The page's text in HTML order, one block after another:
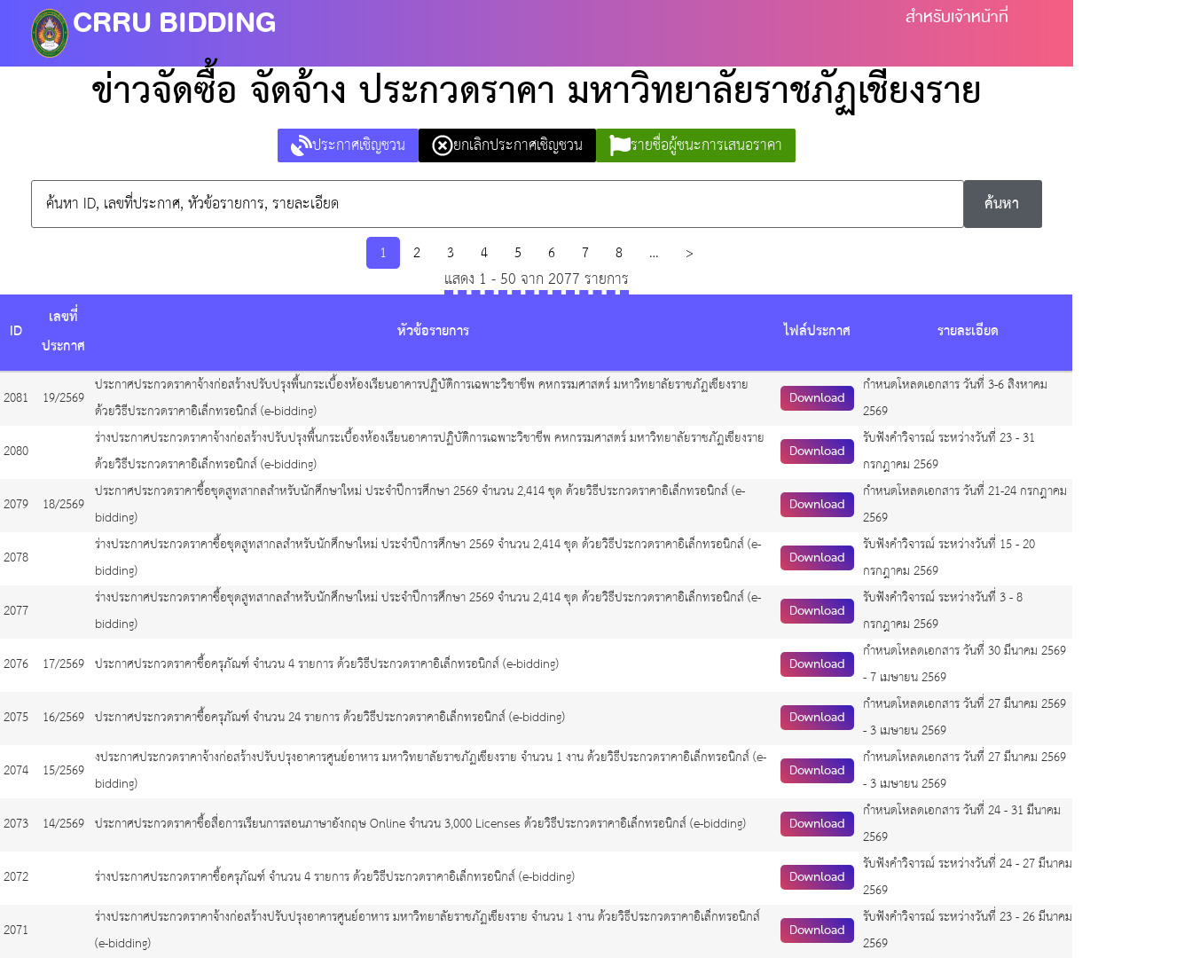
CRRU BIDDING สำหรับเจ้าหน้าที่
ข่าวจัดซื้อ จัดจ้าง ประกวดราคา มหาวิทยาลัยราชภัฏเชียงราย
ประกาศเชิญชวน ยกเลิกประกาศเชิญชวน รายชื่อผู้ชนะการเสนอราคา
ค้นหา
1 2 3 4 5 6 7 8 … >
แสดง 1 -50จาก2077รายการ
ID
เลขที่
ประกาศ
หัวข้อรายการ ไฟล์ประกาศ รายละเอียด
2081 19/2569
ประกาศประกวดราคาจ้างก่อสร้างปรับปรุงพื้นกระเบื้องห้องเรียนอาคารปฏิบัติการเฉพาะวิชาชีพ คหกรรมศาสตร์ มหาวิทยาลัยราชภัฏเชียงราย
ด้วยวิธีประกวดราคาอิเล็กทรอนิกส์ (e-bidding)
Download
กำหนดโหลดเอกสาร วันที่ 3-6 สิงหาคม
2569
2080
ร่างประกาศประกวดราคาจ้างก่อสร้างปรับปรุงพื้นกระเบื้องห้องเรียนอาคารปฏิบัติการเฉพาะวิชาชีพ คหกรรมศาสตร์ มหาวิทยาลัยราชภัฏเชียงราย
ด้วยวิธีประกวดราคาอิเล็กทรอนิกส์ (e-bidding)
Download
รับฟังคำวิจารณ์ ระหว่างวันที่ 23 - 31
กรกฎาคม 2569
2079
18/2569
ประกาศประกวดราคาซื้อชุดสูทสากลสำหรับนักศึกษาใหม่ ประจำปีการศึกษา 2569 จำนวน 2,414 ชุด ด้วยวิธีประกวดราคาอิเล็กทรอนิกส์ (e-
bidding)
Download
กำหนดโหลดเอกสาร วันที่ 21-24 กรกฎาคม
2569
2078
ร่างประกาศประกวดราคาซื้อชุดสูทสากลสำหรับนักศึกษาใหม่ ประจำปีการศึกษา 2569 จำนวน 2,414 ชุด ด้วยวิธีประกวดราคาอิเล็กทรอนิกส์ (e-
bidding)
Download
รับฟังคำวิจารณ์ ระหว่างวันที่ 15 - 20
กรกฎาคม 2569
2077
ร่างประกาศประกวดราคาซื้อชุดสูทสากลสำหรับนักศึกษาใหม่ ประจำปีการศึกษา 2569 จำนวน 2,414 ชุด ด้วยวิธีประกวดราคาอิเล็กทรอนิกส์ (e-
bidding)
Download
รับฟังคำวิจารณ์ ระหว่างวันที่ 3 - 8
กรกฎาคม 2569
2076
17/2569 ประกาศประกวดราคาซื้อครุภัณฑ์ จำนวน 4 รายการ ด้วยวิธีประกวดราคาอิเล็กทรอนิกส์ (e-bidding) Download
กำหนดโหลดเอกสาร วันที่ 30 มีนาคม 2569
- 7 เมษายน 2569
2075
16/2569 ประกาศประกวดราคาซื้อครุภัณฑ์ จำนวน 24 รายการ ด้วยวิธีประกวดราคาอิเล็กทรอนิกส์ (e-bidding) Download
กำหนดโหลดเอกสาร วันที่ 27 มีนาคม 2569
- 3 เมษายน 2569
2074
15/2569
งประกาศประกวดราคาจ้างก่อสร้างปรับปรุงอาคารศูนย์อาหาร มหาวิทยาลัยราชภัฏเชียงราย จำนวน 1 งาน ด้วยวิธีประกวดราคาอิเล็กทรอนิกส์ (e-
bidding)
Download
กำหนดโหลดเอกสาร วันที่ 27 มีนาคม 2569
- 3 เมษายน 2569
2073
14/2569 ประกาศประกวดราคาซื้อสื่อการเรียนการสอนภาษาอังกฤษ Online จำนวน 3,000 Licenses ด้วยวิธีประกวดราคาอิเล็กทรอนิกส์ (e-bidding) Download
กำหนดโหลดเอกสาร วันที่ 24 - 31 มีนาคม
2569
2072
ร่างประกาศประกวดราคาซื้อครุภัณฑ์ จำนวน 4 รายการ ด้วยวิธีประกวดราคาอิเล็กทรอนิกส์ (e-bidding) Download
รับฟังคำวิจารณ์ ระหว่างวันที่ 24 - 27 มีนาคม
2569
2071
ร่างประกาศประกวดราคาจ้างก่อสร้างปรับปรุงอาคารศูนย์อาหาร มหาวิทยาลัยราชภัฏเชียงราย จำนวน 1 งาน ด้วยวิธีประกวดราคาอิเล็กทรอนิกส์
(e-bidding)
Download
รับฟังคำวิจารณ์ ระหว่างวันที่ 23 - 26 มีนาคม
2569